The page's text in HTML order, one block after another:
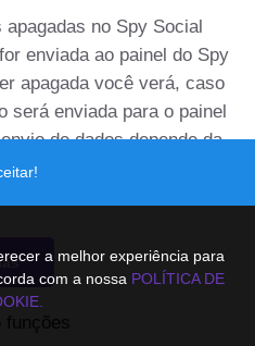
no Spy Social
enviada ao painel do Spy
apagada você verá, caso
será enviada para o painel
de dados depende da
a melhor experiência para
com a nossa POLÍTICA DE